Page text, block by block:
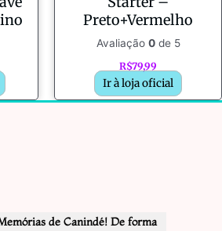
Preto+Vermelho
Avaliação 0de 5
R$79,99
Ir à loja oficial
de Canindé! De forma